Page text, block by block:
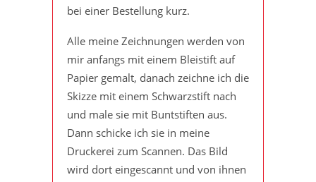
bei einer Bestellung kurz.
Alle meine Zeichnungen werden von
mir anfangs mit einem Bleistift auf
Papier gemalt, danach zeichne ich die
Skizze mit einem Schwarzstift nach
und male sie mit Buntstiften aus.
Dann schicke ich sie in meine
Druckerei zum Scannen. Das Bild
wird dort eingescannt und von ihnen